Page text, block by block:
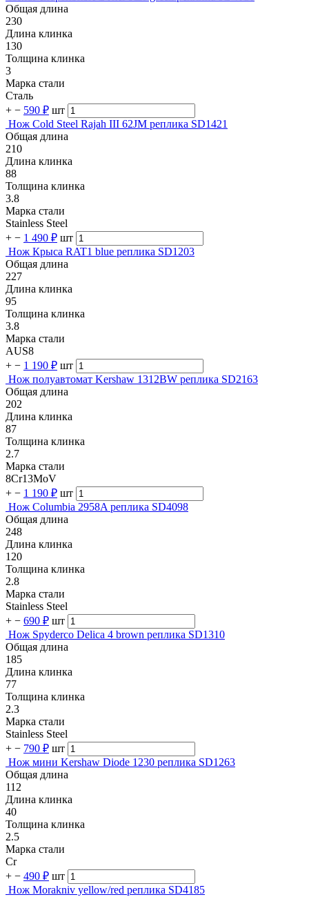
Общая длина
230
Длина клинка
130
Толщина клинка
3
Марка стали
Сталь
+ − 590 ₽ шт
Нож Cold Steel Rajah III 62JM реплика SD1421
Общая длина
210
Длина клинка
88
Толщина клинка
3.8
Марка стали
Stainless Steel
+ − 1 490 ₽ шт
Нож Крыса RAT1 blue реплика SD1203
Общая длина
227
Длина клинка
95
Толщина клинка
3.8
Марка стали
AUS8
+ − 1 190 ₽ шт
Нож полуавтомат Kershaw 1312BW реплика SD2163
Общая длина
202
Длина клинка
87
Толщина клинка
2.7
Марка стали
8Cr13MoV
+ − 1 190 ₽ шт
Нож Columbia 2958A реплика SD4098
Общая длина
248
Длина клинка
120
Толщина клинка
2.8
Марка стали
Stainless Steel
+ − 690 ₽ шт
Нож Spyderco Delica 4 brown реплика SD1310
Общая длина
185
Длина клинка
77
Толщина клинка
2.3
Марка стали
Stainless Steel
+ − 790 ₽ шт
Нож мини Kershaw Diode 1230 реплика SD1263
Общая длина
112
Длина клинка
40
Толщина клинка
2.5
Марка стали
Cr
+ − 490 ₽ шт
Нож Morakniv yellow/red реплика SD4185